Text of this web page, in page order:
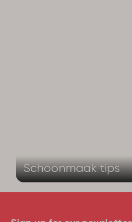
Schoonmaak tips